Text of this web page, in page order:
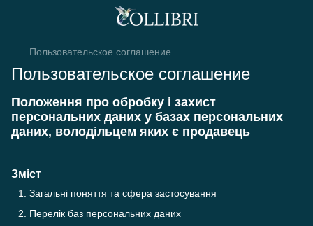
Пользовательское соглашение
Пользовательское соглашение
Положення про обробку і захист
персональних даних у базах персональних
даних, володільцем яких є продавець
Зміст
Загальні поняття та сфера застосування
Перелік баз персональних даних